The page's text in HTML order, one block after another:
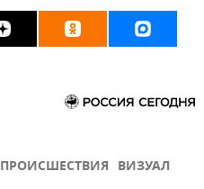
ПРОИСШЕСТВИЯ ВИЗУАЛ